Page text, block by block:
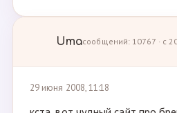
Umaсообщений: 10767 · с
29 июня 2008, 11:18